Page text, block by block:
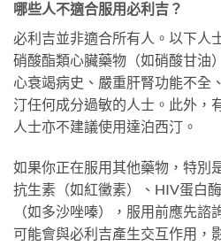
哪些人不適合服用必利吉？
必利吉並非適合所有人。以下人
硝酸酯類心臟藥物（如硝酸甘油
心衰竭病史、嚴重肝腎功能不全
汀任何成分過敏的人士。此外，
人士亦不建議使用達泊西汀。
如果你正在服用其他藥物，特別
抗生素（如紅黴素）、HIV蛋白
（如多沙唑嗪），服用前應先
可能會與必利吉產生交互作用，